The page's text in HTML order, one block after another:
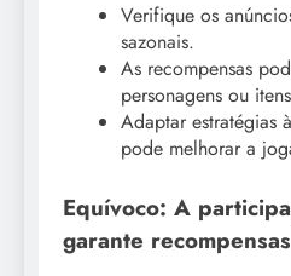
Verifique os
sazonais.
As recompensas
personagens ou
Adaptar estratégias
pode melhorar a
Equívoco: A
garante recompensas